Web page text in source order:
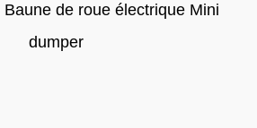
de roue électrique Mini
dumper